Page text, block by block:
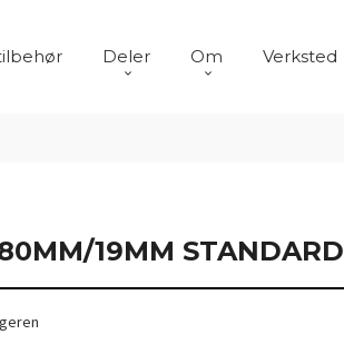
Deler Om Verksted
19MM STANDARD